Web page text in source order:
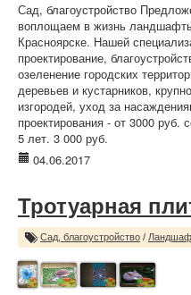
Сад, благоустройство
воплощаем в жизнь
Красноярске. Нашей
проектирование,
озеленение городских
деревьев и кустарников,
изгородей, уход за
проектирования - от 3000
5 лет. 3 000 руб.
04.06.2017
Тротуарная
Сад, благоустройство /